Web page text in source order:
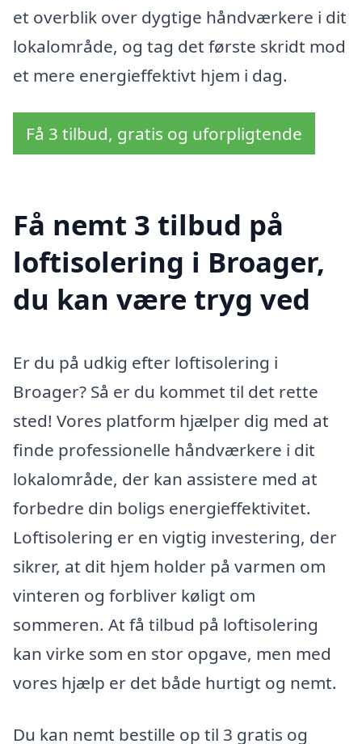
et overblik over dygtige håndværkere i dit
lokalområde, og tag det første skridt mod
et mere energieffektivt hjem i dag.
Få 3 tilbud, gratis og uforpligtende
Få nemt 3 tilbud på
loftisolering i Broager,
du kan være tryg ved
Er du på udkig efter loftisolering i
Broager? Så er du kommet til det rette
sted! Vores platform hjælper dig med at
finde professionelle håndværkere i dit
lokalområde, der kan assistere med at
forbedre din boligs energieffektivitet.
Loftisolering er en vigtig investering, der
sikrer, at dit hjem holder på varmen om
vinteren og forbliver køligt om
sommeren. At få tilbud på loftisolering
kan virke som en stor opgave, men med
vores hjælp er det både hurtigt og nemt.
Du kan nemt bestille op til 3 gratis og